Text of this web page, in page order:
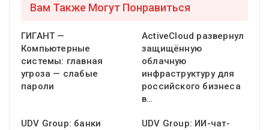
Вам Также Могут Понравиться
ГИГАНТ —
Компьютерные
системы: главная
угроза — слабые
пароли
ActiveCloud развернул
защищённую
облачную
инфраструктуру для
российского бизнеса
в…
UDV Group: банки
UDV Group: ИИ-чат-